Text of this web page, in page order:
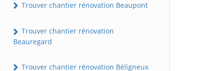
Trouver chantier rénovation Beaupont
Trouver chantier rénovation
Beauregard
Trouver chantier rénovation Béligneux